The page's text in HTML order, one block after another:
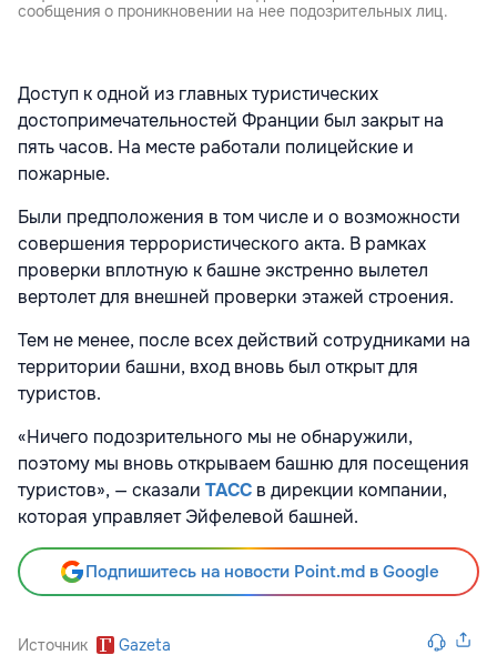
сообщения о проникновении на нее подозрительных лиц.
Доступ к одной из главных туристических
достопримечательностей Франции был закрыт на
пять часов. На месте работали полицейские и
пожарные.
Были предположения в том числе и о возможности
совершения террористического акта. В рамках
проверки вплотную к башне экстренно вылетел
вертолет для внешней проверки этажей строения.
Тем не менее, после всех действий сотрудниками на
территории башни, вход вновь был открыт для
туристов.
«Ничего подозрительного мы не обнаружили,
поэтому мы вновь открываем башню для посещения
туристов», — сказали ТАСС в дирекции компании,
которая управляет Эйфелевой башней.
Подпишитесь на новости Point.md в Google
Источник Gazeta